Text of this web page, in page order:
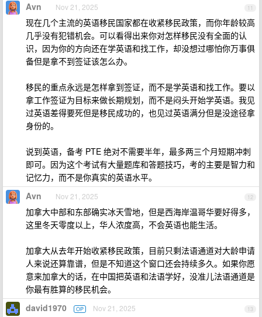
11
Avn Nov 21, 2025
现在几个主流的英语移民国家都在收紧移民政策，而你年龄较高
几乎没有犯错机会。可以看得出来你对怎样移民没有全面的认
识，因为你的方向还在学英语和找工作，却没想过哪怕你万事俱
备但是拿不到签证该怎么办。
移民的重点永远是怎样拿到签证，而不是学英语和找工作。要以
拿工作签证为目标来做长期规划，而不是闷头开始学英语。我见
过英语差得要死但是移民成功的，也见过英语满分但是没途径拿
身份的。
说到英语，备考 PTE 绝对不需要半年，最多两三个月短期冲刺
即可。因为这个考试有大量题库和答题技巧，考的主要是智力和
记忆力，而不是你真实的英语水平。
12
Avn Nov 21, 2025
加拿大中部和东部确实冰天雪地，但是西海岸温哥华要好得多，
这里冬天零度以上，华人浓度高，不会英语也能生活。
加拿大从去年开始收紧移民政策，目前只剩法语通道对大龄申请
人来说还算靠谱，但是不知道这个窗口还会持续多久。如果你愿
意来加拿大的话，在中国把英语和法语学好，没准儿法语通道是
你最有胜算的移民机会。
13
david1970 OP Nov 21, 2025